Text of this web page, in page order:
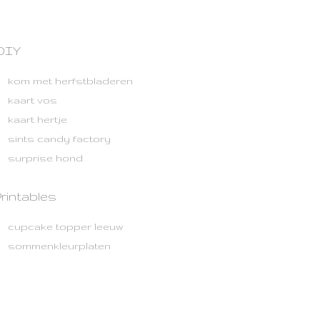
kom met herfstbladeren
kaart vos
kaart hertje
sints candy factory
surprise hond
cupcake topper leeuw
sommenkleurplaten